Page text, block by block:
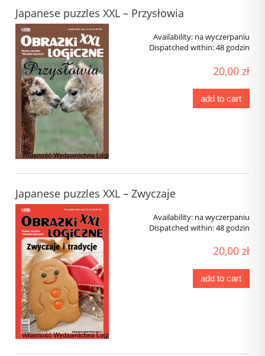
Japanese puzzles XXL – Przysłowia
Availability: na wyczerpaniu
Dispatched within:48 godzin
20,00 zł
add to cart
Japanese puzzles XXL – Zwyczaje
Availability: na wyczerpaniu
Dispatched within:48 godzin
20,00 zł
add to cart